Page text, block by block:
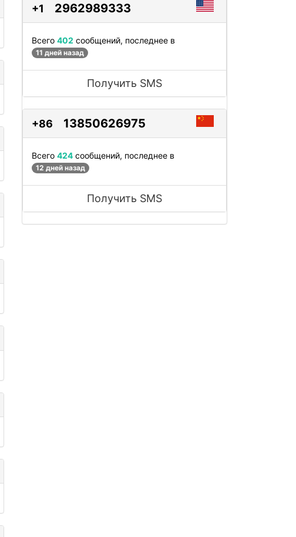
+1 2962989333
Всего 402 сообщений, последнее в
11 дней назад
Получить SMS
+86 13850626975
Всего 424 сообщений, последнее в
12 дней назад
Получить SMS